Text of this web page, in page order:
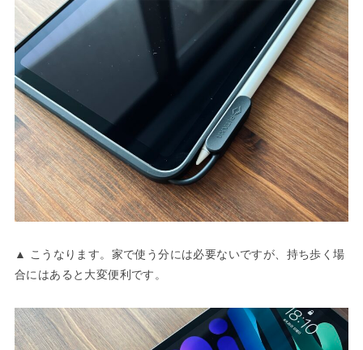
▲ こうなります。家で使う分には必要ないですが、持ち歩く場
合にはあると大変便利です。